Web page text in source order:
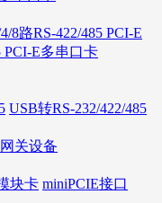
8路RS-422/485 PCI-E
PCI-E多串口卡
USB转RS-232/422/485
关设备
块卡 miniPCIE接口